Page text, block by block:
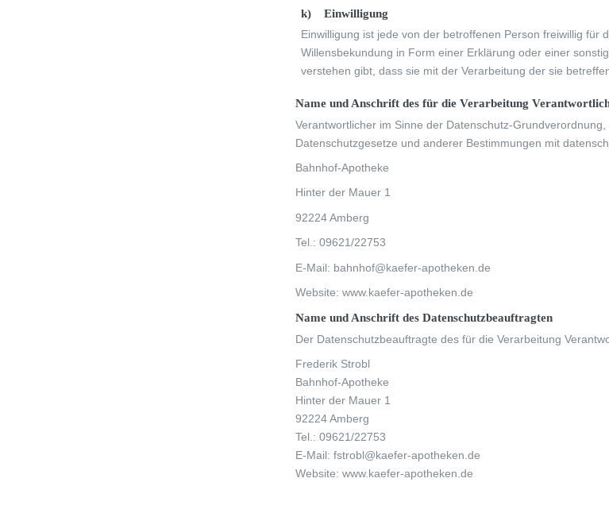
k) Einwilligung
Einwilligung ist jede von der betroffenen Person freiwillig
Willensbekundung in Form einer Erklärung oder einer
verstehen gibt, dass sie mit der Verarbeitung der sie
Name und Anschrift des für die Verarbeitung
Verantwortlicher im Sinne der Datenschutz-
Datenschutzgesetze und anderer Bestimmungen mit
Bahnhof-Apotheke
Hinter der Mauer 1
92224 Amberg
Tel.: 09621/22753
E-Mail: bahnhof@kaefer-apotheken.de
Website: www.kaefer-apotheken.de
Name und Anschrift des Datenschutzbeauftragten
Der Datenschutzbeauftragte des für die Verarbeitung
Frederik Strobl
Bahnhof-Apotheke
Hinter der Mauer 1
92224 Amberg
Tel.: 09621/22753
E-Mail: fstrobl@kaefer-apotheken.de
Website: www.kaefer-apotheken.de